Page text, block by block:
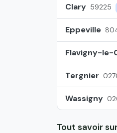
Clary 59225
Eppeville
Flavigny-le-
Tergnier
Wassigny
Tout savoir